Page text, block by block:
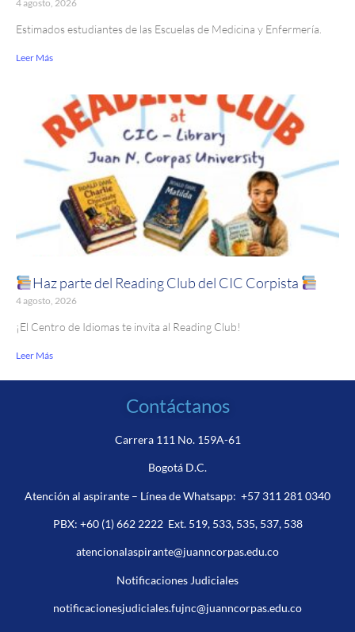
4 agosto, 2026
Estimados estudiantes de las Escuelas de Medicina y Enfermería.
Leer Más
Haz parte del Reading Club del CIC Corpista
4 agosto, 2026
¡El Centro de Idiomas te invita al Reading Club!
Leer Más
Contáctanos
Carrera 111 No. 159A-61
Bogotá D.C.
Atención al aspirante – Línea de Whatsapp: +57 311 281 0340
PBX: +60 (1) 662 2222Ext. 519, 533, 535, 537, 538
atencionalaspirante@juanncorpas.edu.co
Notificaciones Judiciales
notificacionesjudiciales.fujnc@juanncorpas.edu.co